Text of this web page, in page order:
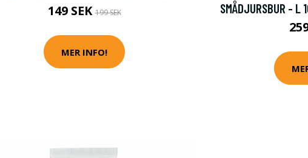
149 SEK199 SEK
MER INFO!
SMÅDJURSBUR - L